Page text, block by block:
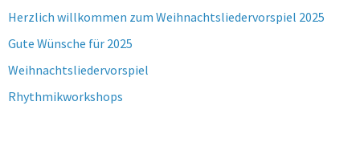
Herzlich willkommen zum Weihnachtsliedervorspiel 2025
Gute Wünsche für 2025
Weihnachtsliedervorspiel
Rhythmikworkshops